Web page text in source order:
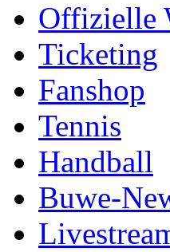
Offizielle
Ticketing
Fanshop
Tennis
Handball
Buwe-